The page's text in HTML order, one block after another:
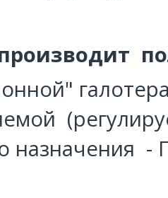
назначения